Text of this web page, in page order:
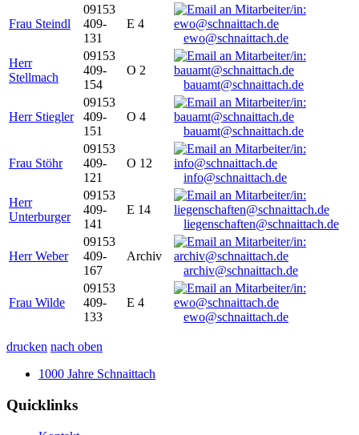
Frau Steindl
09153
409-
131
E 4
ewo@schnaittach.de
Herr
Stellmach
09153
409-
154
O 2
bauamt@schnaittach.de
Herr Stiegler
09153
409-
151
O 4
bauamt@schnaittach.de
Frau Stöhr
09153
409-
121
O 12
info@schnaittach.de
Herr
Unterburger
09153
409-
141
E 14
liegenschaften@schnaittach.de
Herr Weber
09153
409-
167
Archiv
archiv@schnaittach.de
Frau Wilde
09153
409-
133
E 4
ewo@schnaittach.de
drucken nach oben
1000 Jahre Schnaittach
Quicklinks